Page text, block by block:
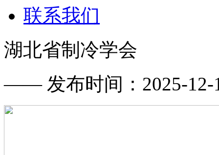
联系我们
湖北省制冷学会
—— 发布时间：2025-